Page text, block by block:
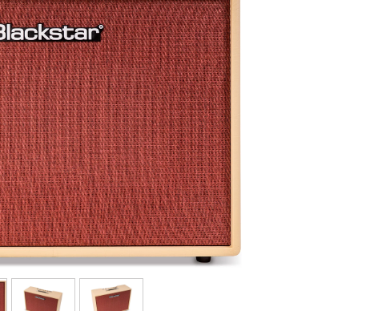
Drums & percussie
Kinderen
Sets
Bekijk onze merken